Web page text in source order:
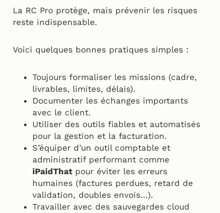
La RC Pro protège, mais prévenir les risques
reste indispensable.
Voici quelques bonnes pratiques simples :
Toujours formaliser les missions (cadre,
livrables, limites, délais).
Documenter les échanges importants
avec le client.
Utiliser des outils fiables et automatisés
pour la gestion et la facturation.
S’équiper d’un outil comptable et
administratif performant comme
iPaidThatpour éviter les erreurs
humaines (factures perdues, retard de
validation, doubles envois…).
Travailler avec des sauvegardes cloud